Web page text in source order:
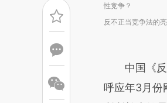
性竞争？
反不正当竞争法的
中国《反
呼应年3月份